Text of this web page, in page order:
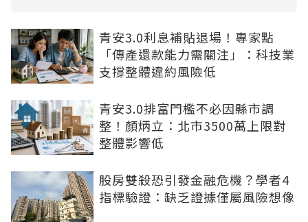
青安3.0利息補貼退場！專家點
「傳產還款能力需關注」：科技業
支撐整體違約風險低
青安3.0排富門檻不必因縣市調
整！顏炳立：北市3500萬上限對
整體影響低
股房雙殺恐引發金融危機？學者4
指標驗證：缺乏證據僅屬風險想像